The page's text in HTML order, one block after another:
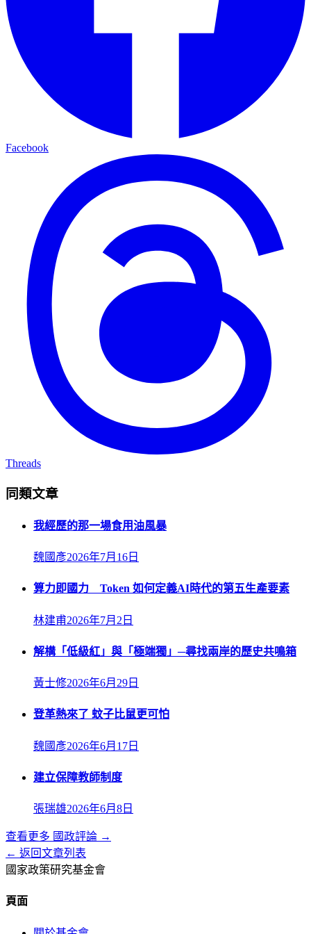
Facebook
Threads
同類文章
我經歷的那一場食用油風暴
魏國彥2026年7月16日
算力即國力 Token 如何定義AI時代的第五生產要素
林建甫2026年7月2日
解構「低級紅」與「極端獨」─尋找兩岸的歷史共鳴箱
黃士修2026年6月29日
登革熱來了 蚊子比鼠更可怕
魏國彥2026年6月17日
建立保障教師制度
張瑞雄2026年6月8日
查看更多 國政評論 →
← 返回文章列表
國家政策研究基金會
頁面